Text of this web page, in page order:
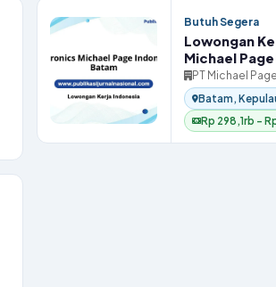
Butuh Segera
Lowongan
Michael
PT Michael
Batam,
Rp 298,1rb –